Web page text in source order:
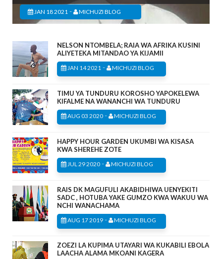
JAN 18 2021 - MICHUZI BLOG
NELSON NTOMBELA; RAIA WA AFRIKA KUSINI
ALIYETEKA MITANDAO YA KIJAMII
JAN 14 2021 - MICHUZI BLOG
TIMU YA TUNDURU KOROSHO YAPOKELEWA
KIFALME NA WANANCHI WA TUNDURU
AUG 03 2020 - MICHUZI BLOG
HAPPY HOUR GARDEN UKUMBI WA KISASA
KWA SHEREHE ZOTE
JUL 29 2020 - MICHUZI BLOG
RAIS DK MAGUFULI AKABIDHIWA UENYEKITI
SADC , HOTUBA YAKE GUMZO KWA WAKUU WA
NCHI WANACHAMA
AUG 17 2019 - MICHUZI BLOG
ZOEZI LA KUPIMA UTAYARI WA KUKABILI EBOLA
LAACHA ALAMA MKOANI KAGERA